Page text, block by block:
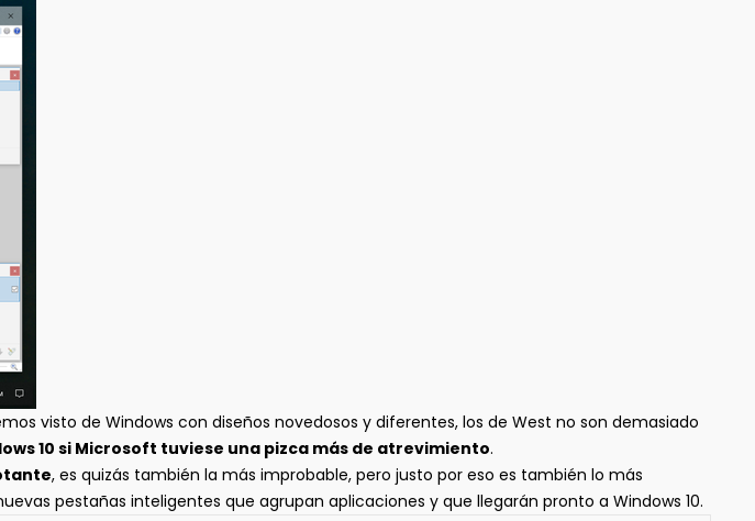
visto de Windows con diseños novedosos y diferentes, los de West no son demasiado
10 si Microsoft tuviese una pizca más de atrevimiento.
, es quizás también la más improbable, pero justo por eso es también lo más
pestañas inteligentes que agrupan aplicaciones y que llegarán pronto a Windows 10.